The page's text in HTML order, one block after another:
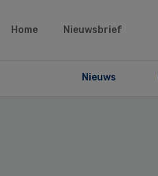
Home Nieuwsbrief
Nieuws